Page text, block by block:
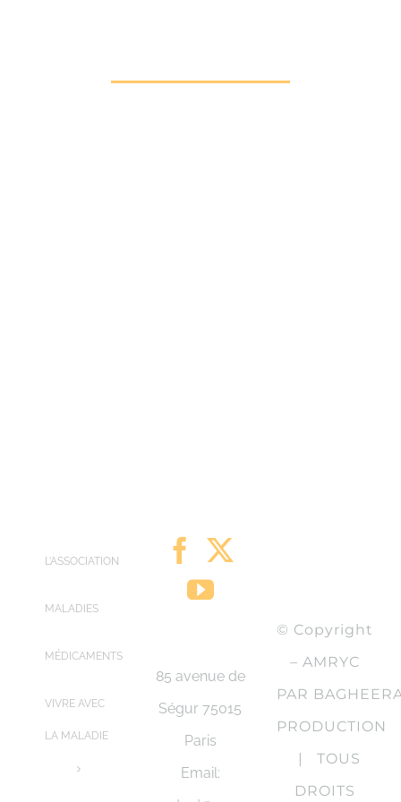
L’ASSOCIATION
MALADIES
MÉDICAMENTS
VIVRE AVEC
LA MALADIE
85 avenue de
Ségur 75015
Paris
Email:
© Copyright
– AMRYC
PAR
PRODUCTION
| TOUS
DROITS